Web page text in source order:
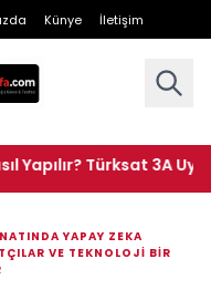
Künye İletişim
Türksat 3A Uydu
YAPAY ZEKA
VE TEKNOLOJI BIR